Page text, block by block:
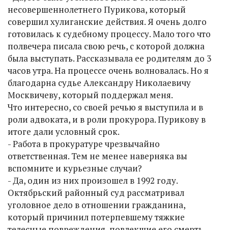
несовершеннолетнего Пурикова, который
совершил хулиганские действия. Я очень долго
готовилась к судебному процессу. Мало того что
полвечера писала свою речь, с которой должна
была выступать. Рассказывала ее родителям до 3
часов утра. На процессе очень волновалась. Но я
благодарна судье Александру Николаевичу
Москвичеву, который поддержал меня.
Что интересно, со своей речью я выступила и в
роли адвоката, и в роли прокурора. Пурикову в
итоге дали условный срок.
- Работа в прокуратуре чрезвычайно
ответственная. Тем не менее наверняка вы
вспомните и курьезные случаи?
- Да, один из них произошел в 1992 году.
Октябрьский районный суд рассматривал
уголовное дело в отношении гражданина,
который причинил потерпевшему тяжкие